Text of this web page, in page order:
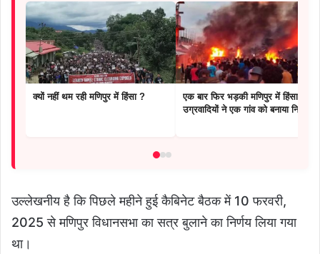
क्यों नहीं थम रही मणिपुर में हिंसा ?
एक बार फिर भड़की मणिपुर में हिंसा,
उग्रवादियों ने एक गांव को बनाया निशाना
उल्लेखनीय है कि पिछले महीने हुई कैबिनेट बैठक में 10 फरवरी,
2025 से मणिपुर विधानसभा का सत्र बुलाने का निर्णय लिया गया
था।